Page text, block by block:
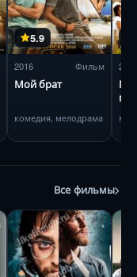
5.9
2016 Фильм
Мой брат
комедия, мелодрама
2014
Все фильмы